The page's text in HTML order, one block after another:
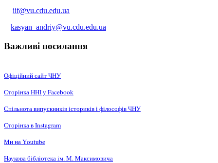
iif@vu.cdu.edu.ua
kasyan_andriy@vu.cdu.edu.ua
Важливі посилання
Офіційний сайт ЧНУ
Сторінка ННІ у Facebook
Спільнота випускників істориків і філософів ЧНУ
Сторінка в Instagram
Ми на Youtube
Наукова бібліотека ім. М. Максимовича